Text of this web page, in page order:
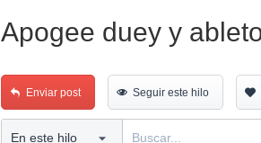
Apogee duey y
Enviar post Seguir este hilo